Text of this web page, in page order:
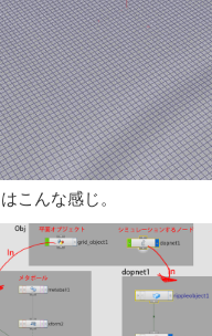
こんな感じ。